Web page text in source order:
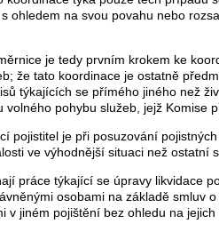
ohledem na svou povahu nebo
je tedy prvním krokem ke
že tato koordinace je ostatně
týkajících se přímého jiného než
volného pohybu služeb, jejž Komise
pojistitel je při posuzování
ve výhodnější situaci než ostatní
práce týkající se úpravy likvidace
osobami na základě smluv
v jiném pojištění bez ohledu na